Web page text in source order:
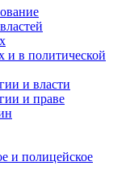
и в политической
и власти
и праве
и полицейское